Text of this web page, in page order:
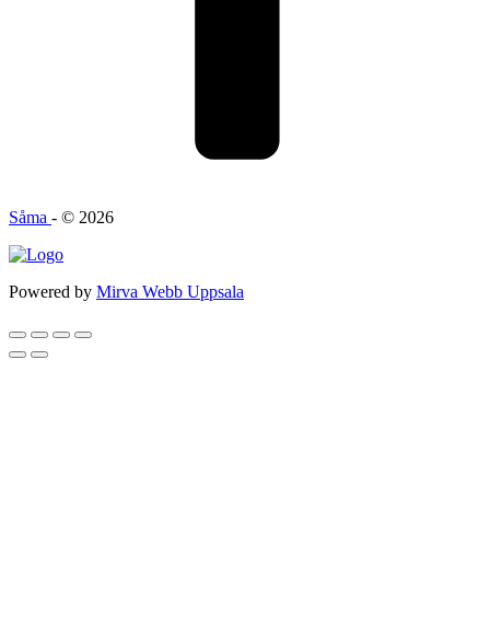
Såma - © 2026
Powered by Mirva Webb Uppsala